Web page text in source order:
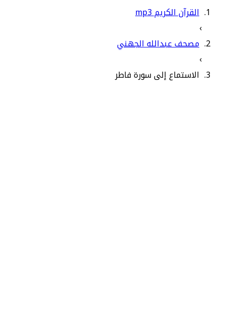
القرآن الكريم mp3
›
مصحف عبدالله الجهني
›
الاستماع إلى سورة فاطر